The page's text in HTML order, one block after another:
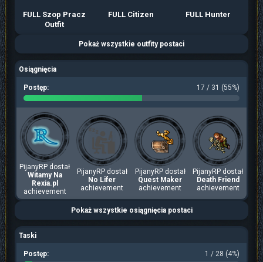
FULL Szop Pracz
Outfit
FULL Citizen FULL Hunter
Pokaż wszystkie outfity postaci
Osiągnięcia
Postęp: 17 / 31 (55%)
PijanyRP dostał
Witamy Na
Rexia.pl
achievement
PijanyRP dostał
No Lifer
achievement
PijanyRP dostał
Quest Maker
achievement
PijanyRP dostał
Death Friend
achievement
Pokaż wszystkie osiągnięcia postaci
Taski
Postęp: 1 / 28 (4%)